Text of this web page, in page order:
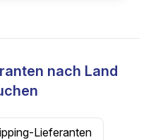
nach Land
Lieferanten